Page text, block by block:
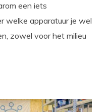
een iets
welke apparatuur je wel
zowel voor het milieu